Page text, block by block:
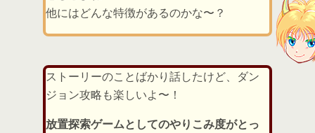
他にはどんな特徴があるのかな〜？
ストーリーのことばかり話したけど、ダン
ジョン攻略も楽しいよ〜！
放置探索ゲームとしてのやりこみ度がとっ